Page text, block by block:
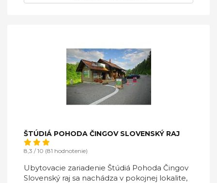
ŠTÚDIÁ POHODA ČINGOV SLOVENSKÝ RAJ
8,3 / 10 (81 hodnotenie)
Ubytovacie zariadenie Štúdiá Pohoda Čingov
Slovenský raj sa nachádza v pokojnej lokalite,